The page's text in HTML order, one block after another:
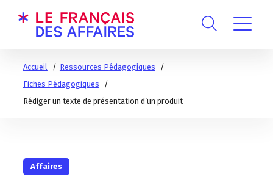
Accueil
Ressources Pédagogiques
Fiches Pédagogiques
Rédiger un texte de présentation d’un produit
Affaires